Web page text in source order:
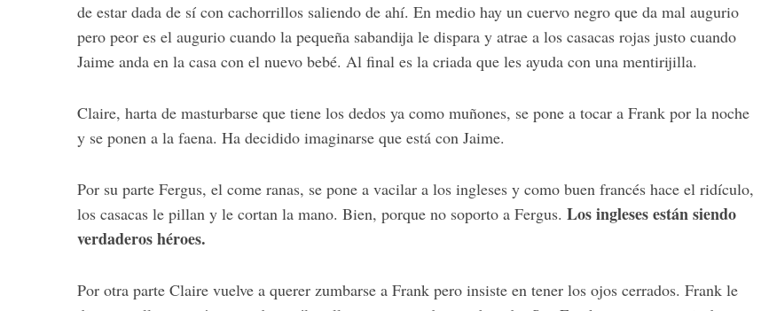
de estar dada de sí con cachorrillos saliendo de ahí. En medio hay un cuervo negro que da mal augurio
pero peor es el augurio cuando la pequeña sabandija le dispara y atrae a los casacas rojas justo cuando
Jaime anda en la casa con el nuevo bebé. Al final es la criada que les ayuda con una mentirijilla.
Claire, harta de masturbarse que tiene los dedos ya como muñones, se pone a tocar a Frank por la noche
y se ponen a la faena. Ha decidido imaginarse que está con Jaime.
Por su parte Fergus, el come ranas, se pone a vacilar a los ingleses y como buen francés hace el ridículo,
los casacas le pillan y le cortan la mano. Bien, porque no soporto a Fergus. Los ingleses están siendo
verdaderos héroes.
Por otra parte Claire vuelve a querer zumbarse a Frank pero insiste en tener los ojos cerrados. Frank le